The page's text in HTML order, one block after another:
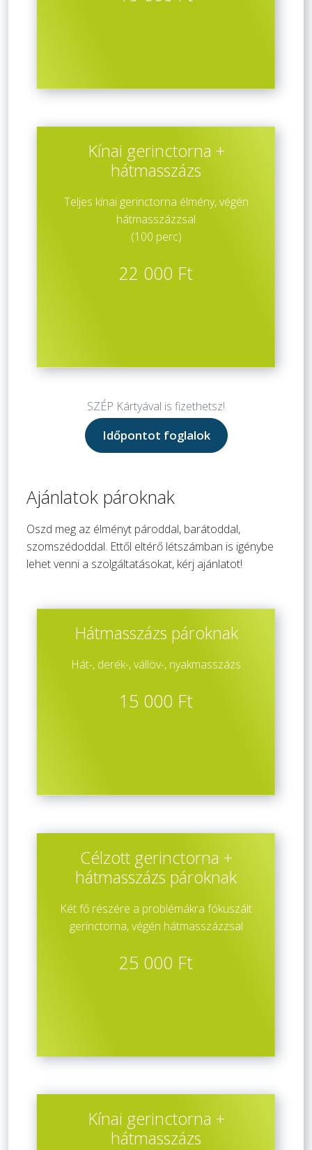
Kínai gerinctorna +
hátmasszázs
Teljes kínai gerinctorna élmény, végén
hátmasszázzsal
(100 perc)
22 000 Ft
SZÉP Kártyával is fizethetsz!
Időpontot foglalok
Ajánlatok pároknak
Oszd meg az élményt pároddal, barátoddal,
szomszédoddal. Ettől eltérő létszámban is igénybe
lehet venni a szolgáltatásokat, kérj ajánlatot!
Hátmasszázs pároknak
Hát-, derék-, vállöv-, nyakmasszázs
15 000 Ft
Célzott gerinctorna +
hátmasszázs pároknak
Két fő részére a problémákra fókuszált
gerinctorna, végén hátmasszázzsal
25 000 Ft
Kínai gerinctorna +
hátmasszázs